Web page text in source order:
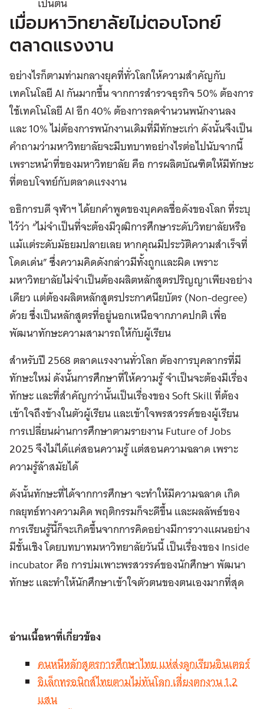
เมื่อมหาวิทยาลัยไม่ตอบโจทย์
ตลาดแรงงาน
อย่างไรก็ตามท่ามกลางยุคที่ทั่วโลกให้ความสำคัญกับ
เทคโนโลยี AI กันมากขึ้น จากการสำรวจธุรกิจ 50% ต้องการ
ใช้เทคโนโลยี AI อีก 40% ต้องการลดจำนวนพนักงานลง
และ 10% ไม่ต้องการพนักงานเดิมที่มีทักษะเก่า ดังนั้นจึงเป็น
คำถามว่ามหาวิทยาลัยจะมีบทบาทอย่างไรต่อไปนับจากนี้
เพราะหน้าที่ของมหาวิทยาลัย คือ การผลิตบัณฑิตให้มีทักษะ
ที่ตอบโจทย์กับตลาดแรงงาน
อธิการบดี จุฬาฯ ได้ยกคำพูดของบุคคลชื่อดังของโลก ที่ระบุ
ไว้ว่า “ไม่จำเป็นที่จะต้องมีวุฒิการศึกษาระดับวิทยาลัยหรือ
แม้แต่ระดับมัธยมปลายเลย หากคุณมีประวัติความสำเร็จที่
โดดเด่น” ซึ่งความคิดดังกล่าวมีทั้งถูกและผิด เพราะ
มหาวิทยาลัยไม่จำเป็นต้องผลิตหลักสูตรปริญญาเพียงอย่าง
เดียว แต่ต้องผลิตหลักสูตรประกาศนียบัตร (Non-degree)
ด้วย ซึ่งเป็นหลักสูตรที่อยู่นอกเหนือจากภาคปกติ เพื่อ
พัฒนาทักษะความสามารถให้กับผู้เรียน
สำหรับปี 2568 ตลาดแรงงานทั่วโลก ต้องการบุคลากรที่มี
ทักษะใหม่ ดังนั้นการศึกษาที่ให้ความรู้ จำเป็นจะต้องมีเรื่อง
ทักษะ และที่สำคัญกว่านั้นเป็นเรื่องของ Soft Skill ที่ต้อง
เข้าใจถึงข้างในตัวผู้เรียน และเข้าใจพรสวรรค์ของผู้เรียน
การเปลี่ยนผ่านการศึกษาตามรายงาน Future of Jobs
2025 จึงไม่ได้แค่สอนความรู้ แต่สอนความฉลาด เพราะ
ความรู้ล้าสมัยได้
ดังนั้นทักษะที่ได้จากการศึกษา จะทำให้มีความฉลาด เกิด
กลยุทธ์ทางความคิด พฤติกรรมก็จะดีขึ้น และผลลัพธ์ของ
การเรียนรู้นี้ก็จะเกิดขึ้นจากการคิดอย่างมีการวางแผนอย่าง
มีชั้นเชิง โดยบทบาทมหาวิทยาลัยวันนี้ เป็นเรื่องของ Inside
incubator คือ การบ่มเพาะพรสวรรค์ของนักศึกษา พัฒนา
ทักษะ และทำให้นักศึกษาเข้าใจตัวตนของตนเองมากที่สุด
อ่านเนื้อหาที่เกี่ยวข้อง
คนหนีหลักสูตรการศึกษาไทย แห่ส่งลูกเรียนอินเตอร์
อิเล็กทรอนิกส์ไทยตามไม่ทันโลก เสี่ยงตกงาน 1.2
แสน